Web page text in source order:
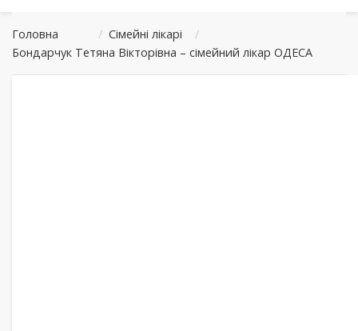
Головна / Сімейні лікарі
/
Бондарчук Тетяна Вікторівна – сімейний лікар ОДЕСА